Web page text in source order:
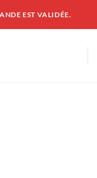
EST VALIDÉE.